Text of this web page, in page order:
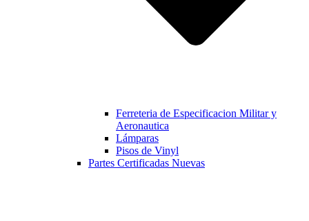
Ferreteria de Especificacion Militar y
Aeronautica
Lámparas
Pisos de Vinyl
Partes Certificadas Nuevas